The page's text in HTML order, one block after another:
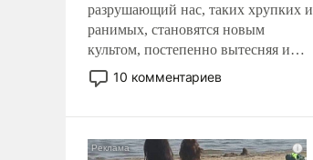
разрушающий нас, таких хрупких и
ранимых, становятся новым
культом, постепенно вытесняя и
отменяя традиционное требование к
человеку – быть мужественным и
слабым, идти вперед и
10 комментариев